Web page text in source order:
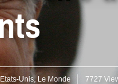
Etats-Unis,Le Monde 7727